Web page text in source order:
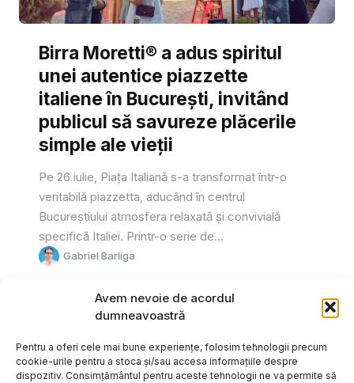
Avem nevoie de acordul
dumneavoastră
Pentru a oferi cele mai bune experiențe, folosim tehnologii precum
cookie-urile pentru a stoca și/sau accesa informațiile despre
dispozitiv. Consimțământul pentru aceste tehnologii ne va permite să
Birra Moretti® a adus spiritul
unei autentice piazzette
italiene în București, invitând
publicul să savureze plăcerile
simple ale vieții
Pe 26 iulie, Piața Italiană s-a transformat într-o
veritabilă piazzetta, aducând în centrul
Bucureștiului atmosfera relaxată și convivială
specifică Italiei. Printr-o serie de...
Gabriel Barliga